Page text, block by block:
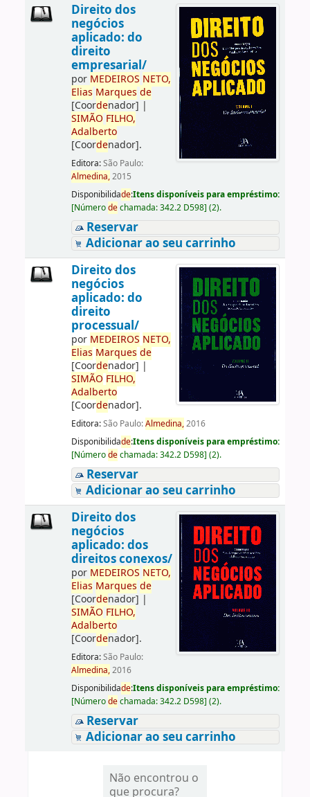
Direito dos
negócios
aplicado: do
direito
empresarial/
por MEDEIROS NETO,
Elias Marques de
[Coordenador] |
SIMÃO FILHO,
Adalberto
[Coordenador].
Editora:São Paulo:
Almedina,2015
Disponibilidade:Itens disponíveis para empréstimo:
[Númerodechamada:342.2 D598] (2).
Reservar
Adicionar ao seu carrinho
Direito dos
negócios
aplicado: do
direito
processual/
por MEDEIROS NETO,
Elias Marques de
[Coordenador] |
SIMÃO FILHO,
Adalberto
[Coordenador].
Editora:São Paulo:Almedina,2016
Disponibilidade:Itens disponíveis para empréstimo:
[Númerodechamada:342.2 D598] (2).
Reservar
Adicionar ao seu carrinho
Direito dos
negócios
aplicado: dos
direitos conexos/
por MEDEIROS NETO,
Elias Marques de
[Coordenador] |
SIMÃO FILHO,
Adalberto
[Coordenador].
Editora:São Paulo:
Almedina,2016
Disponibilidade:Itens disponíveis para empréstimo:
[Númerodechamada:342.2 D598] (2).
Reservar
Adicionar ao seu carrinho
Não encontrou o
que procura?